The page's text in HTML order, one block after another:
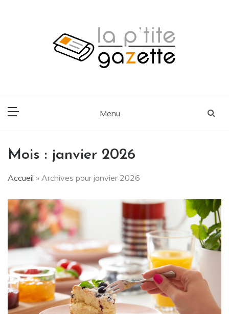
Menu
Mois : janvier 2026
Accueil » Archives pour janvier 2026